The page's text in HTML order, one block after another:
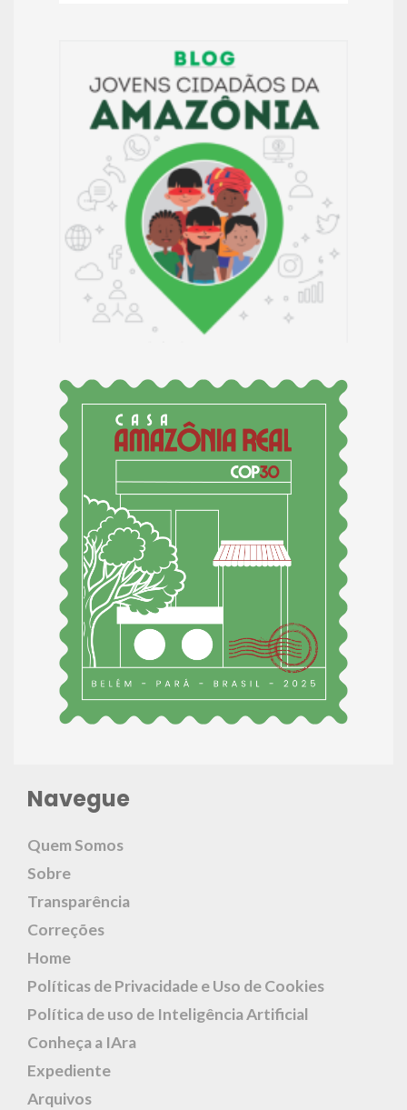
Navegue
Quem Somos
Sobre
Transparência
Correções
Home
Políticas de Privacidade e Uso de Cookies
Política de uso de Inteligência Artificial
Conheça a IAra
Expediente
Arquivos